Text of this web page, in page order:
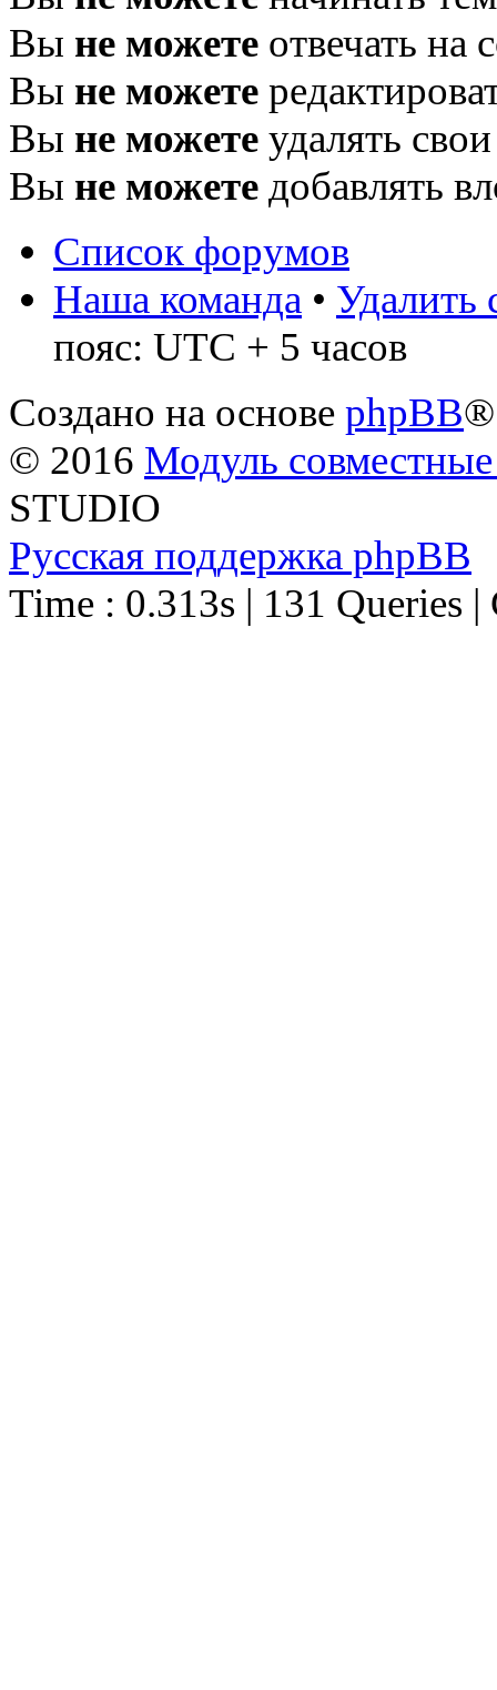
Вы не можете отвечать на
Вы не можете
Вы не можете удалять
Вы не можете добавлять
Список форумов
Наша команда • Удалить
пояс: UTC + 5 часов
Создано на основе phpBB®
© 2016 Модуль
STUDIO
Русская поддержка phpBB
Time : 0.313s | 131 Queries